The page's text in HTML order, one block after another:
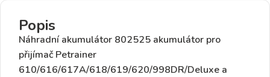
Popis
Náhradní akumulátor 802525 akumulátor pro
přijímač Petrainer
610/616/617A/618/619/620/998DR/Deluxe a